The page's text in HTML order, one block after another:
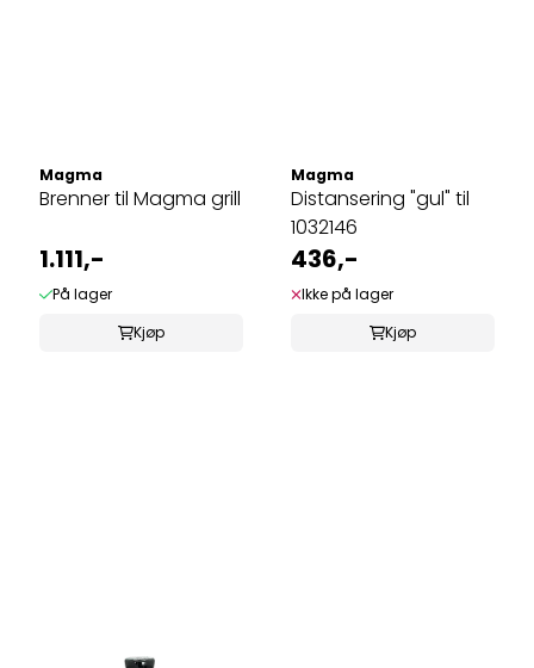
Magma
Brenner til Magma grill
1.111,-
På lager
Kjøp
Magma
Distansering "gul" til
1032146
436,-
Ikke på lager
Kjøp